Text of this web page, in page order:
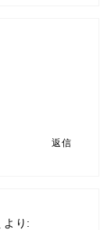
返信
より: